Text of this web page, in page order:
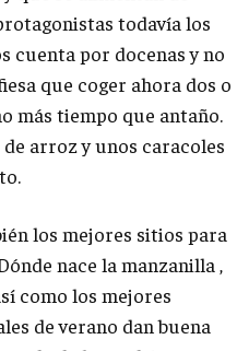
todavía los
cuenta por docenas y no
que coger ahora dos o
más tiempo que antaño.
arroz y unos caracoles
los mejores sitios para
nace la manzanilla ,
como los mejores
de verano dan buena